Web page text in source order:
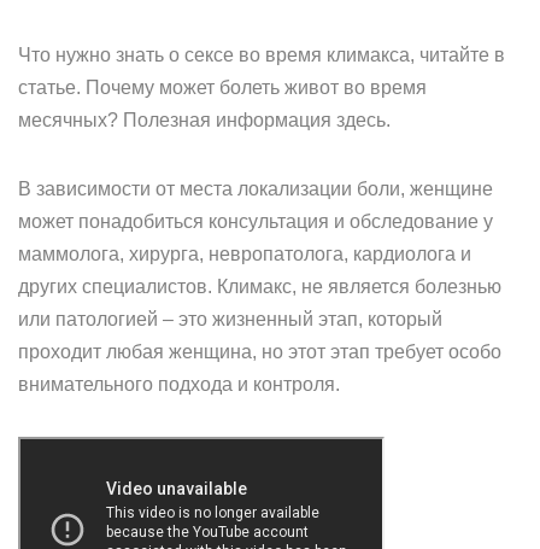
Что нужно знать о сексе во время климакса, читайте в
статье. Почему может болеть живот во время
месячных? Полезная информация здесь.
В зависимости от места локализации боли, женщине
может понадобиться консультация и обследование у
маммолога, хирурга, невропатолога, кардиолога и
других специалистов. Климакс, не является болезнью
или патологией – это жизненный этап, который
проходит любая женщина, но этот этап требует особо
внимательного подхода и контроля.